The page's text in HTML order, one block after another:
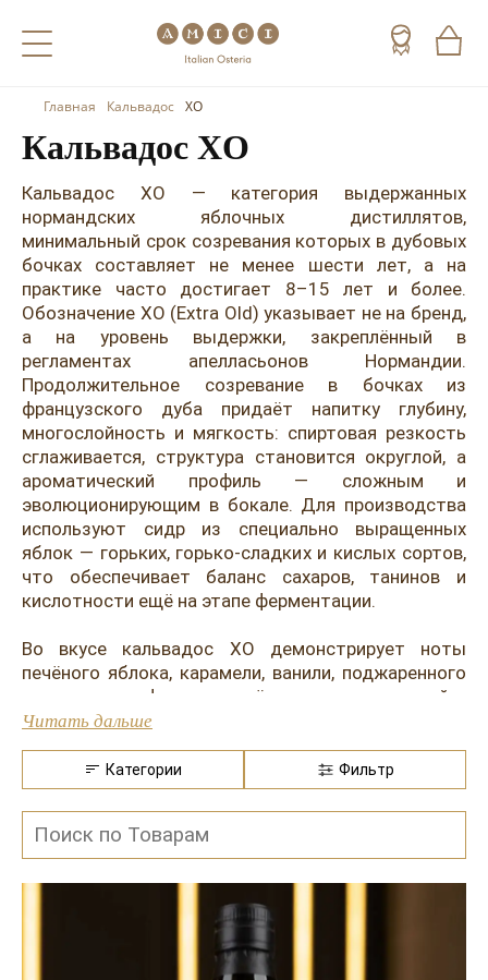
Назад
Холодные напитки
Чай
Кофе
Назад
Вино
Шампанское
Игристое вино
Портвейн
Херес
Красные вина
Белые вина
Розовые вина
Итальянские вина
Французские вина
Назад
Виски
Коньяк
Арманьяк
Текила
Мескаль
Кальвадос
Джин
Ром
Граппа
Водка
Пиво
Главная Кальвадос XO
Кальвадос XO
Кальвадос XO — категория выдержанных
нормандских яблочных дистиллятов,
минимальный срок созревания которых в дубовых
бочках составляет не менее шести лет, а на
практике часто достигает 8–15 лет и более.
Обозначение XO (Extra Old) указывает не на бренд,
а на уровень выдержки, закреплённый в
регламентах апелласьонов Нормандии.
Продолжительное созревание в бочках из
французского дуба придаёт напитку глубину,
многослойность и мягкость: спиртовая резкость
сглаживается, структура становится округлой, а
ароматический профиль — сложным и
эволюционирующим в бокале. Для производства
используют сидр из специально выращенных
яблок — горьких, горько-сладких и кислых сортов,
что обеспечивает баланс сахаров, танинов и
кислотности ещё на этапе ферментации.
Во вкусе кальвадос XO демонстрирует ноты
печёного яблока, карамели, ванили, поджаренного
миндаля, сухофруктов и лёгкие оттенки специй и
древесины. Аромат раскрывается акцентами
яблочного тарта, меда, корицы и иногда лёгкой
дымности. Благодаря выдержке текстура
становится бархатистой, послевкусие —
продолжительным, с теплыми пряными нюансами.
Такой напиток подают как дижестив при
температуре 18–20 °C, в тюльпановидных
бокалах. Он гармонично сочетается с
выдержанными сырами, фуа-гра, уткой, десертами.
Читать дальше
Категории Фильтр